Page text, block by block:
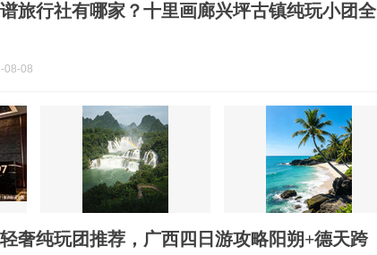
旅行社有哪家？十里画廊兴坪古镇纯玩小团全
08-08
奢纯玩团推荐，广西四日游攻略阳朔+德天跨